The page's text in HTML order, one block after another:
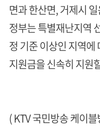
면과 한산면, 거제시
정부는 특별재난지역
정 기준 이상인 지역에
지원금을 신속히 지원
( KTV 국민방송 케이